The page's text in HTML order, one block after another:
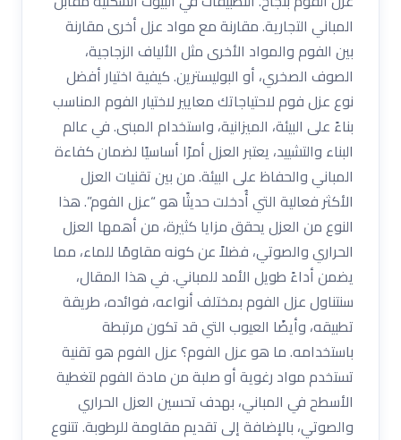
المباني التجارية. مقارنة مع مواد عزل أخرى مقارنة
بين الفوم والمواد الأخرى مثل الألياف الزجاجية،
الصوف الصخري، أو البوليسترين. كيفية اختيار أفضل
نوع عزل فوم لاحتياجاتك معايير لاختيار الفوم المناسب
بناءً على البيئة، الميزانية، واستخدام المبنى. في عالم
البناء والتشييد، يعتبر العزل أمرًا أساسيًا لضمان كفاءة
المباني والحفاظ على البيئة. من بين تقنيات العزل
الأكثر فعالية التي أُدخلت حديثًا هو “عزل الفوم”. هذا
النوع من العزل يحقق مزايا كثيرة، من أهمها العزل
الحراري والصوتي، فضلاً عن كونه مقاومًا للماء، مما
يضمن أداءً طويل الأمد للمباني. في هذا المقال،
سنتناول عزل الفوم بمختلف أنواعه، فوائده، طريقة
تطبيقه، وأيضًا العيوب التي قد تكون مرتبطة
باستخدامه. ما هو عزل الفوم؟ عزل الفوم هو تقنية
تستخدم مواد رغوية أو صلبة من مادة الفوم لتغطية
الأسطح في المباني، بهدف تحسين العزل الحراري
والصوتي، بالإضافة إلى تقديم مقاومة للرطوبة. تتنوع